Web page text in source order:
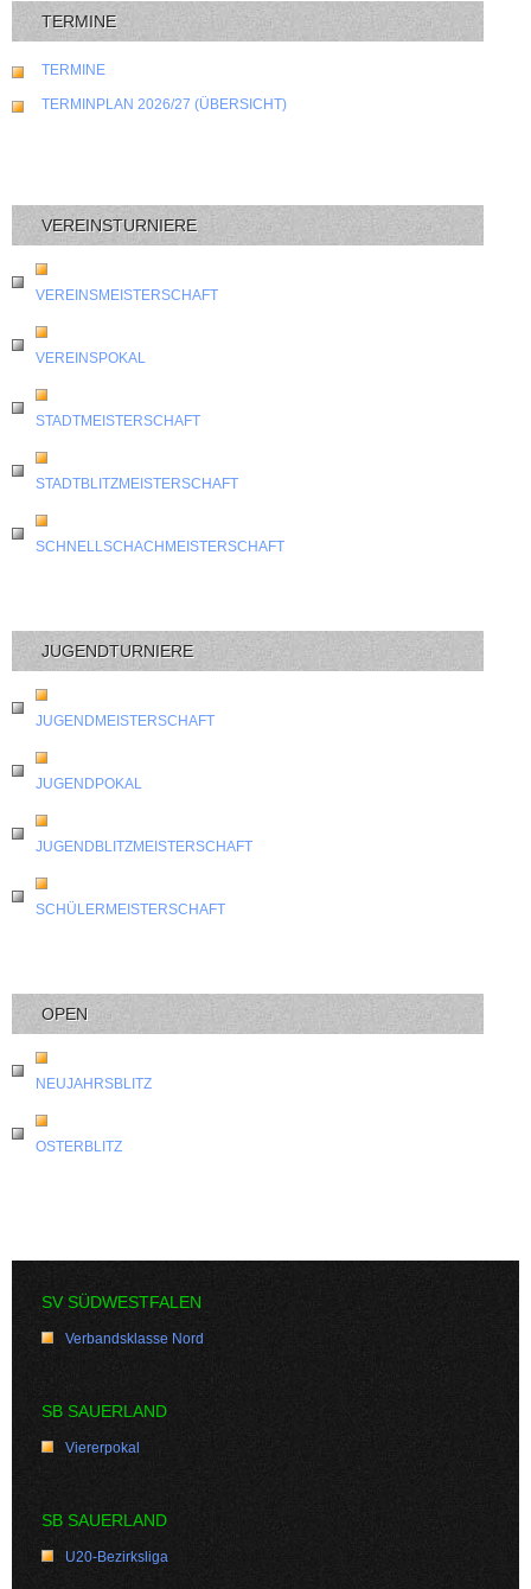
TERMINE
TERMINE
TERMINPLAN 2026/27 (ÜBERSICHT)
VEREINSTURNIERE
VEREINSMEISTERSCHAFT
VEREINSPOKAL
STADTMEISTERSCHAFT
STADTBLITZMEISTERSCHAFT
SCHNELLSCHACHMEISTERSCHAFT
JUGENDTURNIERE
JUGENDMEISTERSCHAFT
JUGENDPOKAL
JUGENDBLITZMEISTERSCHAFT
SCHÜLERMEISTERSCHAFT
OPEN
NEUJAHRSBLITZ
OSTERBLITZ
SV SÜDWESTFALEN
Verbandsklasse Nord
SB SAUERLAND
Viererpokal
SB SAUERLAND
U20-Bezirksliga